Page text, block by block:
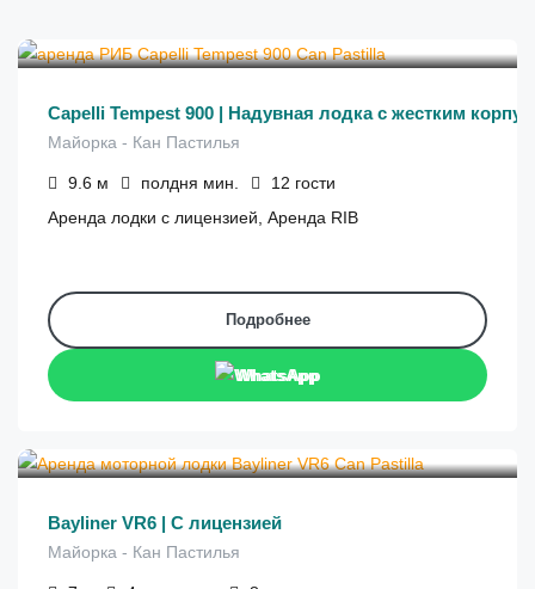
Capelli Tempest 900 | Надувная лодка с жестким
Майорка - Кан Пастилья
9.6 м полдня мин. 12 гости
Аренда лодки с лицензией, Аренда RIB
Подробнее
WhatsApp
Bayliner VR6 | С лицензией
Майорка - Кан Пастилья